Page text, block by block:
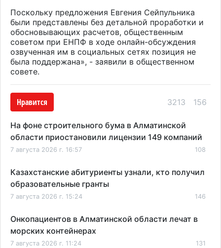
Поскольку предложения Евгения Сейпульника
были представлены без детальной проработки и
обосновывающих расчетов, общественным
советом при ЕНПФ в ходе онлайн-обсуждения
озвученная им в социальных сетях позиция не
была поддержана», - заявили в общественном
совете.
Нравится 3213 156
На фоне строительного бума в Алматинской
области приостановили лицензии 149 компаний
7 августа 2026 г. 16:57 108
Казахстанские абитуриенты узнали, кто получил
образовательные гранты
7 августа 2026 г. 15:24 146
Онкопациентов в Алматинской области лечат в
морских контейнерах
7 августа 2026 г. 11:24 131